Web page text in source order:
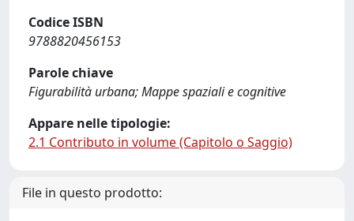
Codice ISBN
9788820456153
Parole chiave
Figurabilità urbana; Mappe spaziali e cognitive
Appare nelle tipologie:
2.1 Contributo in volume (Capitolo o Saggio)
File in questo prodotto: